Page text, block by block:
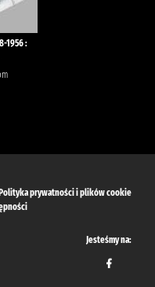
1956 :
Polityka prywatności i plików cookie
Jesteśmy na: